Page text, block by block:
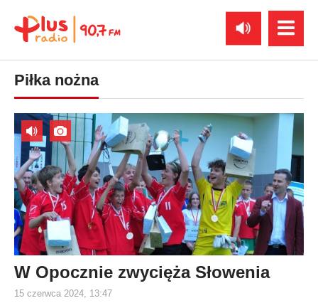
Piłka nożna
W Opocznie zwycięża Słowenia
15 czerwca 2024, 13:47